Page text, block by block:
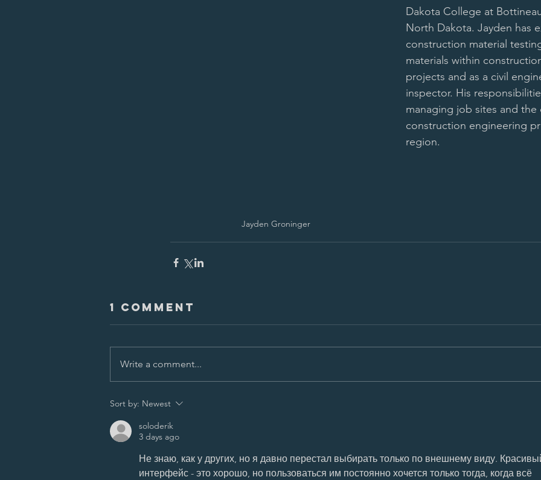
Jayden Groninger
Dakota College at
North Dakota. Jayden has
construction material
materials within
projects and as a civil
inspector. His
managing job sites and
construction engineering
region.
1 Comment
Write a comment...
Sort by: Newest
soloderik
3 days ago
Не знаю, как у других, но я давно перестал выбирать только по внешнему виду.
интерфейс - это хорошо, но пользоваться им постоянно хочется только тогда, когда всё